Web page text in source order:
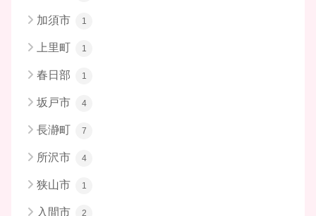
加須市 1
上里町 1
春日部 1
坂戸市 4
長瀞町 7
所沢市 4
狭山市 1
入間市 2